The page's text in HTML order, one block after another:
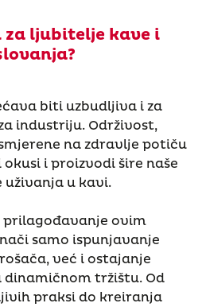
za ljubitelje kave i
biti uzbudljiva i za
industriju. Održivost,
na zdravlje potiču
i proizvodi šire naše
uživanja u kavi.
prilagođavanje ovim
samo ispunjavanje
već i ostajanje
tržištu. Od
praksi do kreiranja